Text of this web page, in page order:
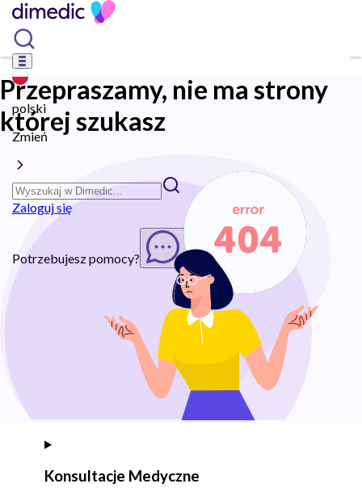
polski
Zmień
Zaloguj się
Potrzebujesz pomocy? Rozpocznij chat
Przepraszamy, nie ma strony
której szukasz
Konsultacje Medyczne